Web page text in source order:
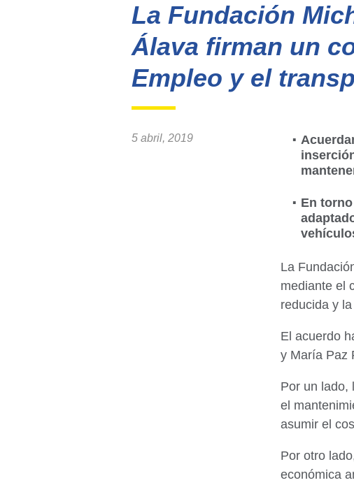
La Fundación
Álava firman un
Empleo y el
5 abril, 2019
En
La
mediante el
reducida y
El acuerdo
y María Paz
Por un lado,
el
asumir el
Por otro
económica